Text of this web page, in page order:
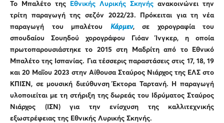
Το Μπαλέτο της Εθνικής Λυρικής Σκηνής ανακοινώνει την
τρίτη παραγωγή της σεζόν 2022/23. Πρόκειται για τη νέα
παραγωγή του μπαλέτου Κάρμεν, σε χορογραφία του
σπουδαίου Σουηδού χορογράφου Γιόαν Ίνγκερ, η οποία
πρωτοπαρουσιάστηκε το 2015 στη Μαδρίτη από το Εθνικό
Μπαλέτο της Ισπανίας. Για τέσσερις παραστάσεις στις 17, 18, 19
και 20 Μαΐου 2023 στην Αίθουσα Σταύρος Νιάρχος της ΕΛΣ στο
ΚΠΙΣΝ, σε μουσική διεύθυνση Έκτορα Ταρτανή. Η παραγωγή
υλοποιείται με τη στήριξη της δωρεάς του Ιδρύματος Σταύρος
Νιάρχος (ΙΣΝ) για την ενίσχυση της καλλιτεχνικής
εξωστρέφειας της Εθνικής Λυρικής Σκηνής.